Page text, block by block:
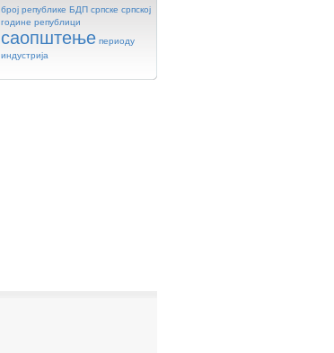
број републике БДП српске српској
године републици
саопштење периоду
индустрија